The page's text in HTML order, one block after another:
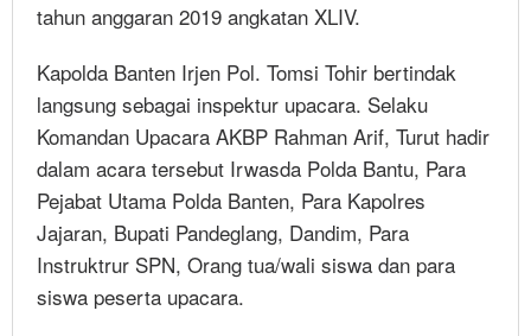
tahun anggaran 2019 angkatan XLIV.
Kapolda Banten Irjen Pol. Tomsi Tohir bertindak
langsung sebagai inspektur upacara. Selaku
Komandan Upacara AKBP Rahman Arif, Turut hadir
dalam acara tersebut Irwasda Polda Bantu, Para
Pejabat Utama Polda Banten, Para Kapolres
Jajaran, Bupati Pandeglang, Dandim, Para
Instruktrur SPN, Orang tua/wali siswa dan para
siswa peserta upacara.